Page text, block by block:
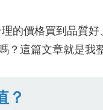
的價格買到品質
？這篇文章就是我
？